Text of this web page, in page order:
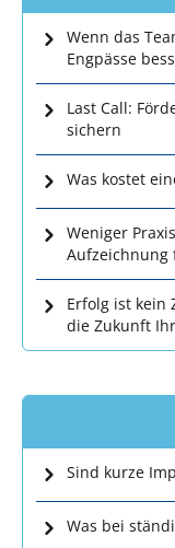
Wenn das
Engpässe
Last Call:
sichern
Was kostet
Weniger
Aufzeichnung
Erfolg ist kein
die Zukunft
Sind kurze
Was bei